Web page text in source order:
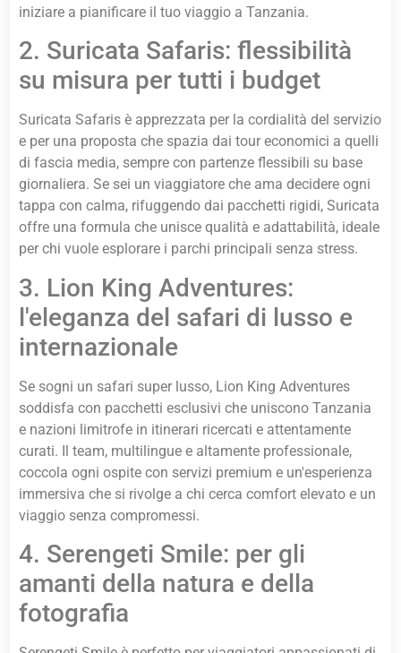
iniziare a pianificare il tuo viaggio a Tanzania.
2. Suricata Safaris: flessibilità
su misura per tutti i budget
Suricata Safaris è apprezzata per la cordialità del servizio
e per una proposta che spazia dai tour economici a quelli
di fascia media, sempre con partenze flessibili su base
giornaliera. Se sei un viaggiatore che ama decidere ogni
tappa con calma, rifuggendo dai pacchetti rigidi, Suricata
offre una formula che unisce qualità e adattabilità, ideale
per chi vuole esplorare i parchi principali senza stress.
3. Lion King Adventures:
l'eleganza del safari di lusso e
internazionale
Se sogni un safari super lusso, Lion King Adventures
soddisfa con pacchetti esclusivi che uniscono Tanzania
e nazioni limitrofe in itinerari ricercati e attentamente
curati. Il team, multilingue e altamente professionale,
coccola ogni ospite con servizi premium e un'esperienza
immersiva che si rivolge a chi cerca comfort elevato e un
viaggio senza compromessi.
4. Serengeti Smile: per gli
amanti della natura e della
fotografia